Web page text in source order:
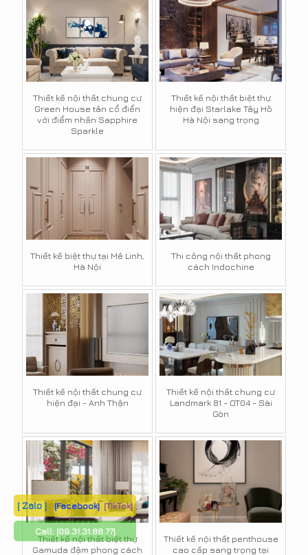
Thiết kế nội thất chung cư
Green House tân cổ điển
với điểm nhấn Sapphire
Sparkle
Thiết kế nội thất biệt thự
hiện đại Starlake Tây Hồ
Hà Nội sang trọng
Thiết kế biệt thự tại Mê Linh,
Hà Nội
Thi công nội thất phong
cách Indochine
Thiết kế nội thất chung cư
hiện đại - Anh Thận
Thiết kế nội thất chung cư
Landmark 81 - OT04 - Sài
Gòn
Thiết kế nội thất biệt thự
Gamuda đậm phong cách
Thiết kế nội thất penthouse
cao cấp sang trọng tại
[ Zalo ] [Facebook] [TikTok]
Call: [09.31.31.88.77]